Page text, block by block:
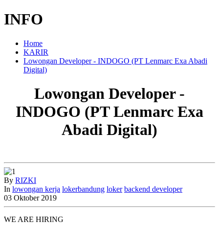
INFO
Home
KARIR
Lowongan Developer - INDOGO (PT Lenmarc Exa Abadi
Digital)
Lowongan Developer -
INDOGO (PT Lenmarc Exa
Abadi Digital)
By RIZKI
In lowongan kerja lokerbandung loker backend developer
03 Oktober2019
WE ARE HIRING